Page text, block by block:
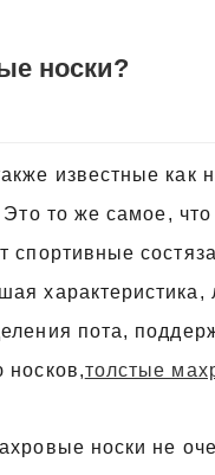
носки?
известные как
Это то же самое,
спортивные
пота,
носков,толстые
носки не